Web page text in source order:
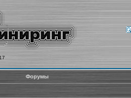
Форумы